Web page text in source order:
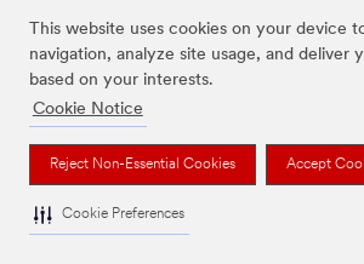
This website uses cookies on your device
navigation, analyze site usage, and deliver
based on your interests.
Cookie Notice
Reject Non-Essential Cookies Accept
Cookie Preferences